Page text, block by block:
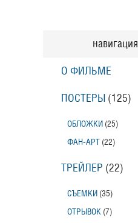
навигация
О ФИЛЬМЕ
ПОСТЕРЫ (125)
ОБЛОЖКИ (25)
ФАН-АРТ (22)
ТРЕЙЛЕР (22)
СЪЕМКИ (35)
ОТРЫВОК (7)